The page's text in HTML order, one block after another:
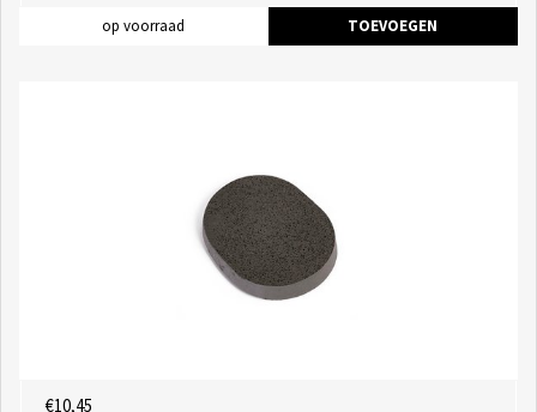
op voorraad TOEVOEGEN
€10,45